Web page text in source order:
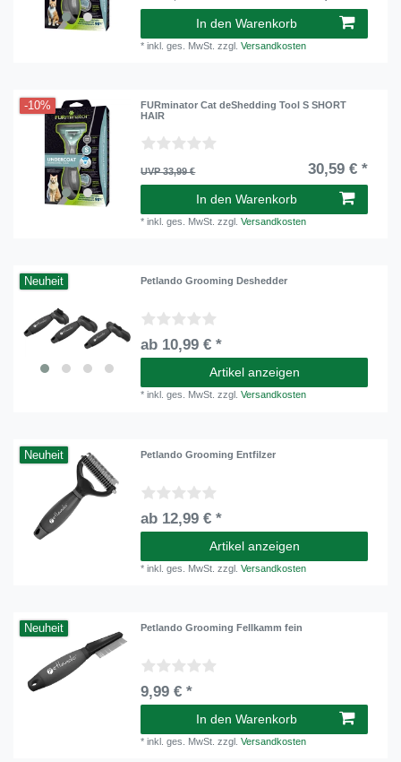
In den Warenkorb
*inkl. ges. MwSt. zzgl.Versandkosten
-10%
FURminator Cat deShedding Tool S SHORT
HAIR
UVP 33,99 € 30,59 € *
In den Warenkorb
*inkl. ges. MwSt. zzgl.Versandkosten
Neuheit Petlando Grooming Deshedder
ab 10,99 € *
Artikel anzeigen
*inkl. ges. MwSt. zzgl.Versandkosten
Neuheit Petlando Grooming Entfilzer
ab 12,99 € *
Artikel anzeigen
*inkl. ges. MwSt. zzgl.Versandkosten
Neuheit Petlando Grooming Fellkamm fein
9,99 € *
In den Warenkorb
*inkl. ges. MwSt. zzgl.Versandkosten